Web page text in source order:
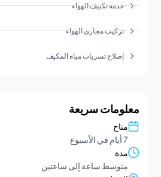
خدمة تكييف الهواء
تركيب مجاري الهواء
إصلاح تسربات مياه المكيف
سريعة
​​ساعة إلى ساعتين